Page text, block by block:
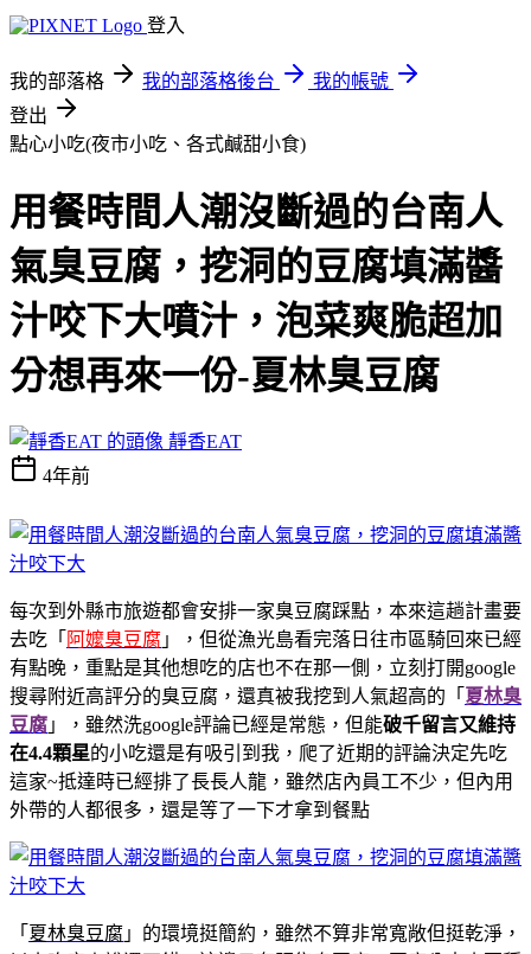
登入
我的部落格 我的部落格後台
我的帳號
登出
點心小吃(夜市小吃、各式鹹甜小食)
用餐時間人潮沒斷過的台南人
氣臭豆腐，挖洞的豆腐填滿醬
汁咬下大噴汁，泡菜爽脆超加
分想再來一份-夏林臭豆腐
靜香EAT
4年前
每次到外縣市旅遊都會安排一家臭豆腐踩點，本來這趟計畫要
去吃「 阿嬤臭豆腐 」，但從漁光島看完落日往市區騎回來已經
有點晚，重點是其他想吃的店也不在那一側，立刻打開google
搜尋附近高評分的臭豆腐，還真被我挖到人氣超高的「 夏林臭
豆腐 」，雖然洗google評論已經是常態，但能破千留言又維持
在4.4顆星的小吃還是有吸引到我，爬了近期的評論決定先吃
這家~抵達時已經排了長長人龍，雖然店內員工不少，但內用
外帶的人都很多，還是等了一下才拿到餐點
「 夏林臭豆腐 」的環境挺簡約，雖然不算非常寬敞但挺乾淨，